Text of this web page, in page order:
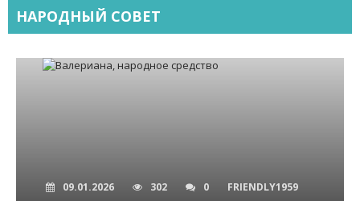
НАРОДНЫЙ СОВЕТ
09.01.2026 302 0 FRIENDLY1959